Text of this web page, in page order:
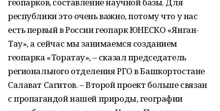
республики это очень важно, потому что у нас
есть первый в России геопарк ЮНЕСКО «Янган-
Тау», а сейчас мы занимаемся созданием
геопарка «Торатау», – сказал председатель
регионального отделения РГО в Башкортостане
Салават Сагитов. – Второй проект больше связан
с пропагандой нашей природы, географии